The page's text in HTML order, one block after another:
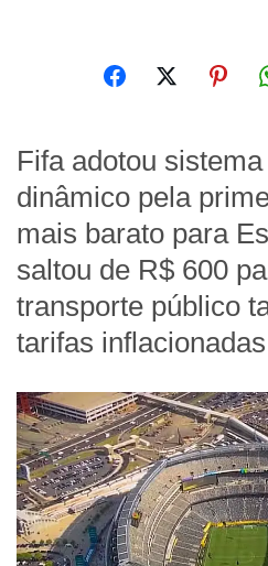
Fifa adotou
dinâmico pela
mais barato para
saltou de R$ 600
transporte público
tarifas inflacionadas